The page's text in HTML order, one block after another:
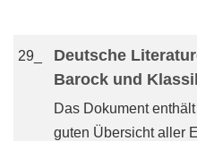
29_
Deutsche
Barock und
Das Dokument
guten Übersicht aller